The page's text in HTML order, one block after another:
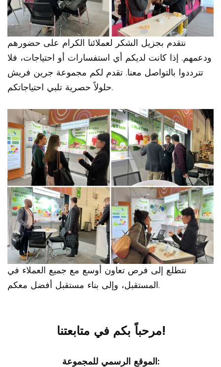
نتقدم بجزيل الشكر لعملائنا الكرام على حضورهم
ودعمهم. إذا كانت لديكم أي استفسارات أو احتياجات، فلا
تترددوا بالتواصل معنا. تقدم لكم مجموعة جرين فريش
حلولاً حصرية تلبي احتياجاتكم.
نتطلع إلى فرص تعاون أوسع مع جميع العملاء في
المستقبل، وإلى بناء مستقبل أفضل معكم.
مرحباً بكم في متابعتنا!
الموقع الرسمي للمجموعة: